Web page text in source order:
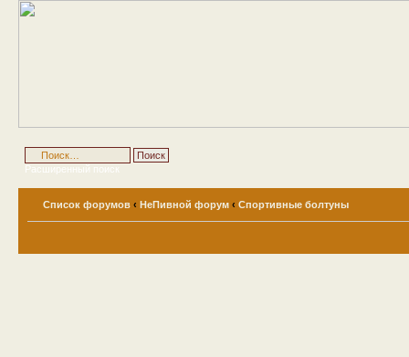
Расширенный поиск
Список форумов ‹ НеПивной форум ‹ Спортивные болтуны